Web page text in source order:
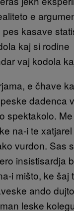
e
kasave
kaj si rodine
vaj kodola
e čhave
dadenca
spektakolo.
na-i te
vurdon. Sas
insistisardja
i mišto, ke šaj
ando
leske